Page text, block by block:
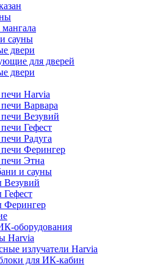
сауны
двери
для дверей
двери
Harvia
Варвара
Везувий
Гефест
Радуга
Ферингер
Этна
и сауны
Ферингер
оборудования
Harvia
излучатели Harvia
для ИК-кабин